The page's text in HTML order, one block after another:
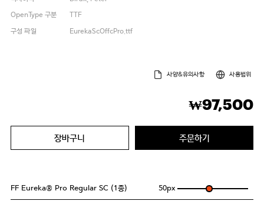
OpenType 구분
TTF
구성 파일
EurekaScOffcPro.ttf
사양&유의사항 사용범위
₩97,500
장바구니 주문하기
FF Eureka® Pro Regular SC (1종) 50px